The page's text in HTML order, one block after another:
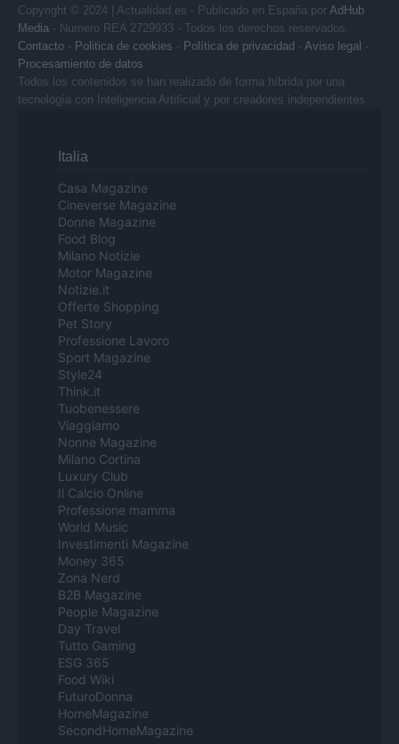
Copyright © 2024 | Actualidad.es - Publicado en España por AdHub
Media - Numero REA 2729933 - Todos los derechos reservados.
Contacto - Politica de cookies - Política de privacidad - Aviso legal -
Procesamiento de datos
Todos los contenidos se han realizado de forma híbrida por una
tecnología con Inteligencia Artificial y por creadores independientes
Italia
Casa Magazine
Cineverse Magazine
Donne Magazine
Food Blog
Milano Notizie
Motor Magazine
Notizie.it
Offerte Shopping
Pet Story
Professione Lavoro
Sport Magazine
Style24
Think.it
Tuobenessere
Viaggiamo
Nonne Magazine
Milano Cortina
Luxury Club
Il Calcio Online
Professione mamma
World Music
Investimenti Magazine
Money 365
Zona Nerd
B2B Magazine
People Magazine
Day Travel
Tutto Gaming
ESG 365
Food Wiki
FuturoDonna
HomeMagazine
SecondHomeMagazine